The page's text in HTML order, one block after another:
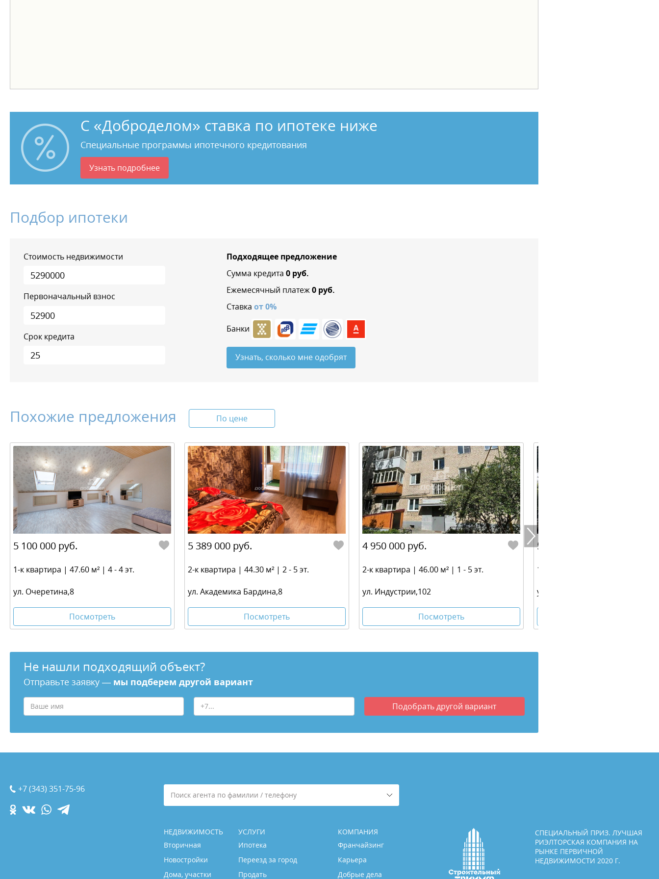
С «Доброделом» ставка по ипотеке ниже
Специальные программы ипотечного кредитования
Узнать подробнее
Подбор ипотеки
Стоимость недвижимости
Первоначальный взнос
Срок кредита
Подходящее предложение
Сумма кредита 0 руб.
Ежемесячный платеж 0 руб.
Ставка от0%
Банки
Узнать, сколько мне одобрят
Похожие предложения По цене
5 100 000 руб.
1-к квартира | 47.60 м² | 4 - 4 эт.
ул. Очеретина,8
Посмотреть
5 389 000 руб.
2-к квартира | 44.30 м² | 2 - 5 эт.
ул. Академика Бардина,8
Посмотреть
4 950 000 руб.
2-к квартира | 46.00 м² | 1 - 5 эт.
ул. Индустрии,102
Посмотреть
5 000 000 руб.
1-к квартира | 45.50 м² | 1 - 12
ул. Красных командиров,72
Не нашли подходящий объект?
Отправьте заявку — мы подберем другой вариант
Подобратьдругой вариант
+7 (343) 351-75-96
Поиск агента по фамилии / телефону
НЕДВИЖИМОСТЬ
Вторичная
Новостройки
Дома, участки
УСЛУГИ
Ипотека
Переезд за город
Продать
КОМПАНИЯ
Франчайзинг
Карьера
Добрые дела
СПЕЦИАЛЬНЫЙ ПРИЗ. ЛУЧШАЯ
РИЭЛТОРСКАЯ КОМПАНИЯ НА
РЫНКЕ ПЕРВИЧНОЙ
НЕДВИЖИМОСТИ 2020 Г.